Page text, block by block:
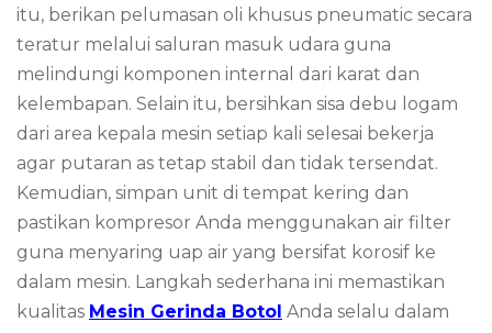
itu, berikan pelumasan oli khusus pneumatic secara
teratur melalui saluran masuk udara guna
melindungi komponen internal dari karat dan
kelembapan. Selain itu, bersihkan sisa debu logam
dari area kepala mesin setiap kali selesai bekerja
agar putaran as tetap stabil dan tidak tersendat.
Kemudian, simpan unit di tempat kering dan
pastikan kompresor Anda menggunakan air filter
guna menyaring uap air yang bersifat korosif ke
dalam mesin. Langkah sederhana ini memastikan
kualitas Mesin Gerinda Botol Anda selalu dalam